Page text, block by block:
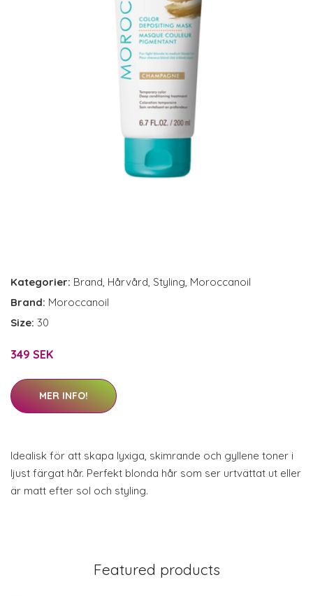
Kategorier: Brand, Hårvård, Styling, Moroccanoil
Brand: Moroccanoil
Size: 30
349 SEK
MER INFO!
Idealisk för att skapa lyxiga, skimrande och gyllene toner i
ljust färgat hår. Perfekt blonda hår som ser urtvättat ut eller
är matt efter sol och styling.
Featured products